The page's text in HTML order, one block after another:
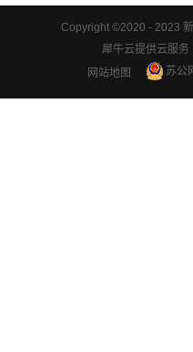
Copyright ©2020 - 2023
犀牛云提供云服
网站地图
苏公